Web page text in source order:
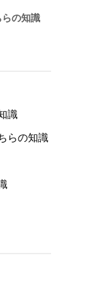
の知識
識
らの知識